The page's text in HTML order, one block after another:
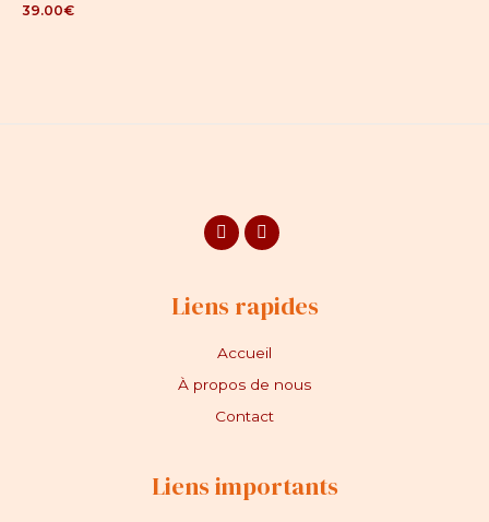
39.00€
FacebookInstagram
Liens rapides
Accueil
À propos de nous
Contact
Liens importants